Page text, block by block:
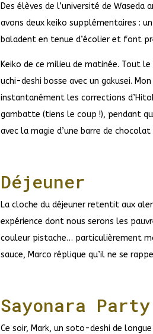
Des élèves de l’université de
avons deux keiko supplémentaires :
baladent en tenue d’écolier et font
Keiko de ce milieu de matinée. Tout
uchi-deshi bosse avec un gakusei.
instantanément les corrections
gambatte (tiens le coup !), pendant
avec la magie d’une barre de
Déjeuner
La cloche du déjeuner retentit aux
expérience dont nous serons les
couleur pistache… particulièrement
sauce, Marco réplique qu’il ne se
Sayonara
Ce soir, Mark, un soto-deshi de